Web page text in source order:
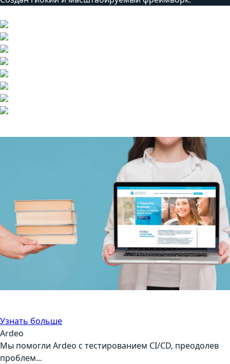
Узнать больше
Ardeo
Мы помогли Ardeo с тестированием CI/CD, преодолев
проблем...